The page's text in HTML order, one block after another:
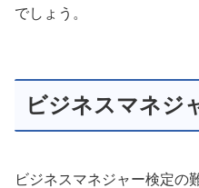
でしょう。
ビジネスマネジ
ビジネスマネジャー検定の